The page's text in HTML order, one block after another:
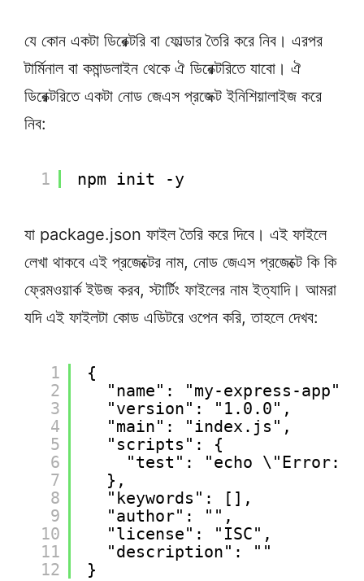
যে কোন একটা ডিরেক্টরি বা ফোল্ডার তৈরি করে নিব। এরপর
টার্মিনাল বা কমান্ডলাইন থেকে ঐ ডিরেক্টরিতে যাবো। ঐ
ডিরেক্টরিতে একটা নোড জেএস প্রজেক্ট ইনিশিয়ালাইজ করে
নিব:
1 npm init -y
যা package.json ফাইল তৈরি করে দিবে। এই ফাইলে
লেখা থাকবে এই প্রজেক্টের নাম, নোড জেএস প্রজেক্টে কি কি
ফ্রেমওয়ার্ক ইউজ করব, স্টার্টিং ফাইলের নাম ইত্যাদি। আমরা
যদি এই ফাইলটা কোড এডিটরে ওপেন করি, তাহলে দেখব:
1
2
3
4
5
6
7
8
9
10
11
12
{
"name": "my-express-app",
"version": "1.0.0",
"main": "index.js",
"scripts": {
"test": "echo \"Error:
},
"keywords": [],
"author": "",
"license": "ISC",
"description": ""
}